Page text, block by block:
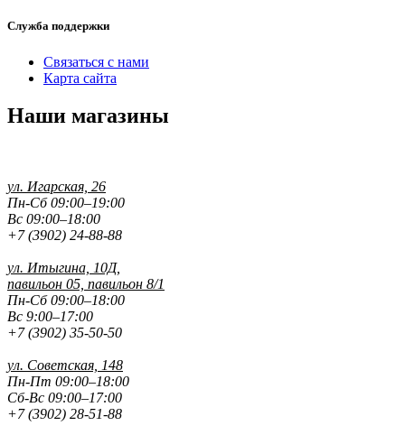
Служба поддержки
Связаться с нами
Карта сайта
Наши магазины
ул. Игарская, 26
Пн-Сб 09:00–19:00
Вс 09:00–18:00
+7 (3902) 24-88-88
ул. Итыгина, 10Д,
павильон 05, павильон 8/1
Пн-Сб 09:00–18:00
Вс 9:00–17:00
+7 (3902) 35-50-50
ул. Советская, 148
Пн-Пт 09:00–18:00
Сб-Вс 09:00–17:00
+7 (3902) 28-51-88